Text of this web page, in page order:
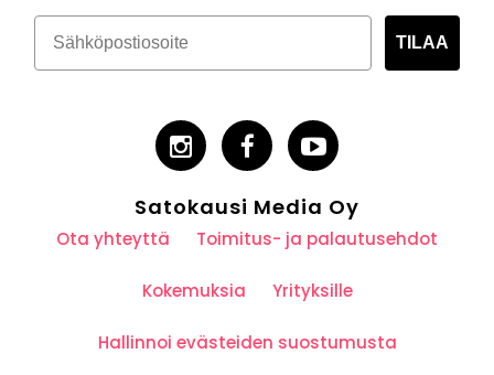
TILAA
Satokausi Media Oy
Ota yhteyttä Toimitus- ja palautusehdot
Kokemuksia Yrityksille
Hallinnoi evästeiden suostumusta